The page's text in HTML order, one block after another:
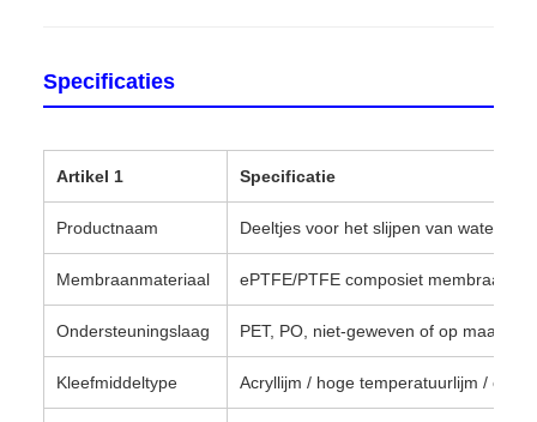
Specificaties
Artikel 1 Specificatie
Productnaam Deeltjes voor het slijpen van
Membraanmateriaal ePTFE/PTFE composiet membraan
Ondersteuningslaag PET, PO, niet-geweven of op maat
Kleefmiddeltype Acryllijm / hoge temperatuurlijm / op